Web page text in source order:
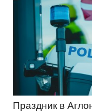
Праздник в